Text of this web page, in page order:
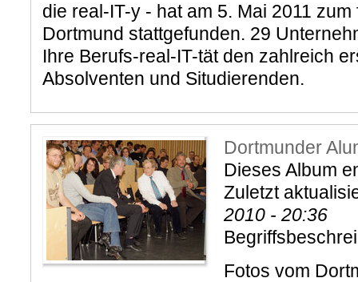
die real-IT-y - hat am 5. Mai 2011 zum
Dortmund stattgefunden. 29
Ihre Berufs-real-IT-tät den zahlreich
Absolventen und Situdierenden.
Dortmunder
Dieses Album
Zuletzt
2010 - 20:36
Fotos vom